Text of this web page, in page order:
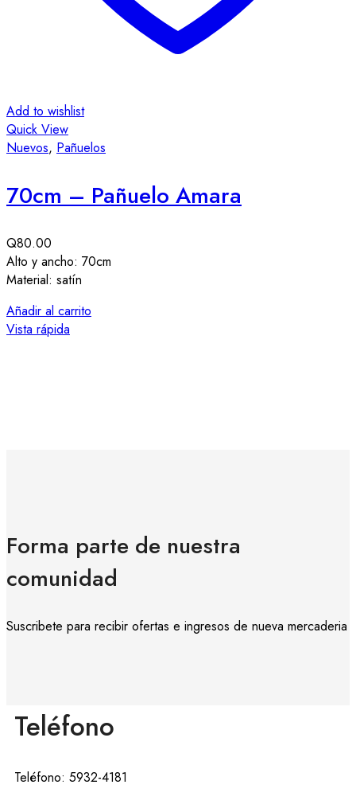
Add to wishlist
Quick View
Nuevos, Pañuelos
70cm – Pañuelo Amara
Q80.00
Alto y ancho: 70cm
Material: satín
Añadir al carrito
Vista rápida
Forma parte de nuestra
comunidad
Suscribete para recibir ofertas e ingresos de nueva mercaderia
Teléfono
Teléfono: 5932-4181